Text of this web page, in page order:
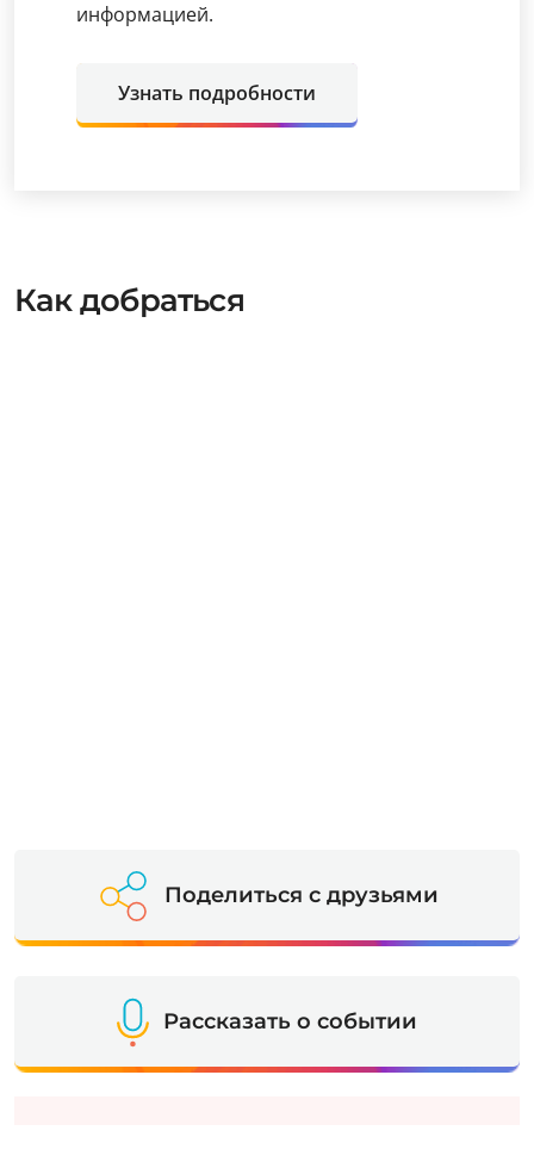
информацией.
Узнать подробности
Как добраться
Поделиться с друзьями
Рассказать о событии